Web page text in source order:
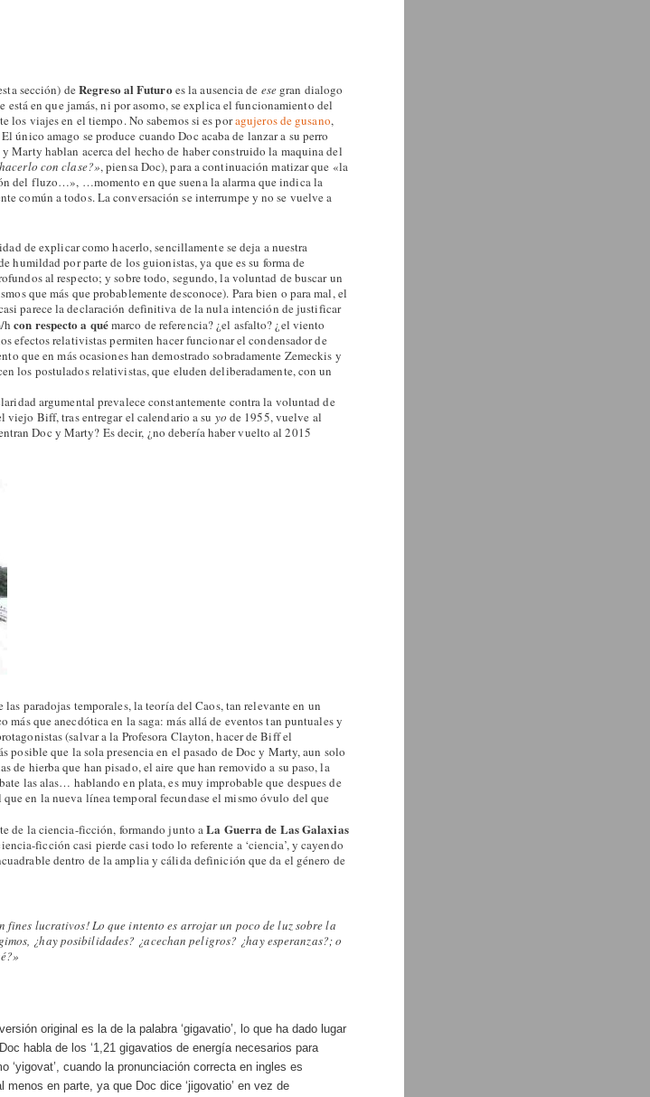
sección) deRegreso al Futuro es la ausencia de esegran dialogo
en que jamás, ni por asomo, se explica el funcionamiento del
los viajes en el tiempo. No sabemos si es poragujeros de gusano,
único amago se produce cuando Doc acaba de lanzar a su perro
Marty hablan acerca del hecho de haber construido la maquina del
con clase?», piensa Doc), para a continuación matizar que «la
del fluzo…», …momento en que suena la alarma que indica la
común a todos. La conversación se interrumpe y no se vuelve a
de explicar como hacerlo, sencillamente se deja a nuestra
humildad por parte de los guionistas, ya que es su forma de
al respecto; y sobre todo, segundo, la voluntad de buscar un
que más que probablemente desconoce). Para bien o para mal, el
parece la declaración definitiva de la nula intención de justificar
hcon respecto a quémarco de referencia? ¿el asfalto? ¿el viento
efectos relativistas permiten hacer funcionar el condensador de
que en más ocasiones han demostrado sobradamente Zemeckis y
los postulados relativistas, que eluden deliberadamente, con un
argumental prevalece constantemente contra la voluntad de
viejo Biff, tras entregar el calendario a su yo de 1955, vuelve al
Doc y Marty? Es decir, ¿no debería haber vuelto al 2015
paradojas temporales, la teoría del Caos, tan relevante en un
que anecdótica en la saga: más allá de eventos tan puntuales y
(salvar a la Profesora Clayton, hacer de Biff el
posible que la sola presencia en el pasado de Doc y Marty, aun solo
de hierba que han pisado, el aire que han removido a su paso, la
las alas… hablando en plata, es muy improbable que despues de
en la nueva línea temporal fecundase el mismo óvulo del que
de la ciencia-ficción, formando junto aLa Guerra de Las Galaxias
ficción casi pierde casi todo lo referente a ‘ciencia’, y cayendo
dentro de la amplia y cálida definición que da el género de
fines lucrativos! Lo que intento es arrojar un poco de luz sobre la
¿hay posibilidades? ¿acechan peligros? ¿hay esperanzas?; o
original es la de la palabra ‘gigavatio’, lo que ha dado lugar
habla de los ‘1,21 gigavatios de energía necesarios para
‘yigovat’, cuando la pronunciación correcta en ingles es
menos en parte, ya que Doc dice ‘jigovatio’ en vez de